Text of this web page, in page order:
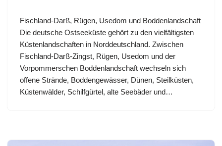
Fischland-Darß, Rügen, Usedom und Boddenlandschaft
Die deutsche Ostseeküste gehört zu den vielfältigsten
Küstenlandschaften in Norddeutschland. Zwischen
Fischland-Darß-Zingst, Rügen, Usedom und der
Vorpommerschen Boddenlandschaft wechseln sich
offene Strände, Boddengewässer, Dünen, Steilküsten,
Küstenwälder, Schilfgürtel, alte Seebäder und…